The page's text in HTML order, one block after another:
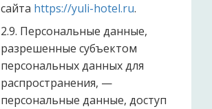
сайта https://yuli-hotel.ru.
2.9. Персональные данные,
разрешенные субъектом
персональных данных для
распространения, —
персональные данные, доступ